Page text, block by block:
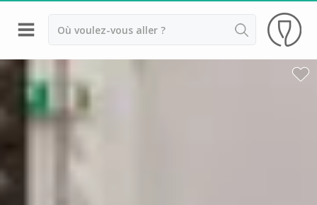
Retour
Visite chateau & dégustation vin Margaux
Visite chateau & dégustation vin Médoc
Visite chateau & dégustation vin Pessac Léognan